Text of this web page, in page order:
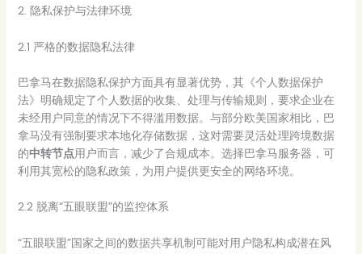
2. 隐私保护与法律环境
2.1 严格的数据隐私法律
巴拿马在数据隐私保护方面具有显著优势，其《个人数据保护
法》明确规定了个人数据的收集、处理与传输规则，要求企业在
未经用户同意的情况下不得滥用数据。与部分欧美国家相比，巴
拿马没有强制要求本地化存储数据，这对需要灵活处理跨境数据
的中转节点用户而言，减少了合规成本。选择巴拿马服务器，可
利用其宽松的隐私政策，为用户提供更安全的网络环境。
2.2 脱离“五眼联盟”的监控体系
“五眼联盟”国家之间的数据共享机制可能对用户隐私构成潜在风